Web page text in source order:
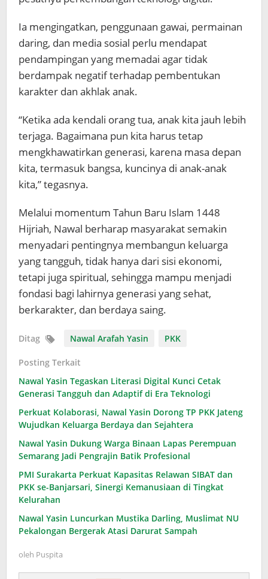
Ia mengingatkan, penggunaan gawai, permainan
daring, dan media sosial perlu mendapat
pendampingan yang memadai agar tidak
berdampak negatif terhadap pembentukan
karakter dan akhlak anak.
“Ketika ada kendali orang tua, anak kita jauh lebih
terjaga. Bagaimana pun kita harus tetap
mengkhawatirkan generasi, karena masa depan
kita, termasuk bangsa, kuncinya di anak-anak
kita,” tegasnya.
Melalui momentum Tahun Baru Islam 1448
Hijriah, Nawal berharap masyarakat semakin
menyadari pentingnya membangun keluarga
yang tangguh, tidak hanya dari sisi ekonomi,
tetapi juga spiritual, sehingga mampu menjadi
fondasi bagi lahirnya generasi yang sehat,
berkarakter, dan berdaya saing.
Ditag Nawal Arafah Yasin PKK
Posting Terkait
Nawal Yasin Tegaskan Literasi Digital Kunci Cetak
Generasi Tangguh dan Adaptif di Era Teknologi
Perkuat Kolaborasi, Nawal Yasin Dorong TP PKK Jateng
Wujudkan Keluarga Berdaya dan Sejahtera
Nawal Yasin Dukung Warga Binaan Lapas Perempuan
Semarang Jadi Pengrajin Batik Profesional
PMI Surakarta Perkuat Kapasitas Relawan SIBAT dan
PKK se-Banjarsari, Sinergi Kemanusiaan di Tingkat
Kelurahan
Nawal Yasin Luncurkan Mustika Darling, Muslimat NU
Pekalongan Bergerak Atasi Darurat Sampah
oleh Puspita